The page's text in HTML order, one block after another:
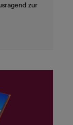
zur